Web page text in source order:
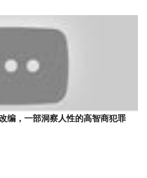
编，一部洞察人性的高智商犯罪